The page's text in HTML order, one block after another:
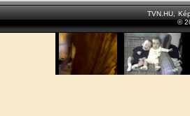
TVN.HU
©